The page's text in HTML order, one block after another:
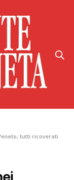
tutti ricoverati